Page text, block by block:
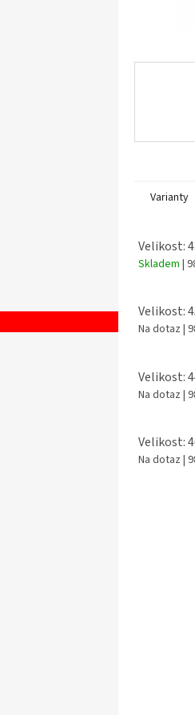
Varianty
Velikost:
Skladem |
Velikost:
Na dotaz |
Velikost:
Na dotaz |
Velikost:
Na dotaz |